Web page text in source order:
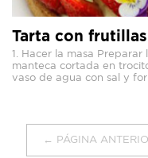
Tarta con
1. Hacer la masa
manteca cortada en
vaso de agua con sal y
← PÁGINA